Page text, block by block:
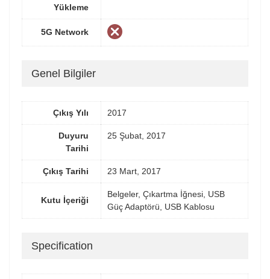
Yükleme
5G Network
Genel Bilgiler
Çıkış Yılı 2017
Duyuru
Tarihi
25 Şubat, 2017
Çıkış Tarihi 23 Mart, 2017
Kutu İçeriği
Belgeler, Çıkartma İğnesi, USB
Güç Adaptörü, USB Kablosu
Specification